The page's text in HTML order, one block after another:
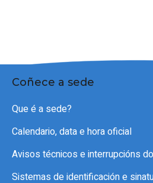
Coñece a sede
Que é a sede?
Calendario, data e hora oficial
Avisos técnicos e interrupcións
Sistemas de identificación e